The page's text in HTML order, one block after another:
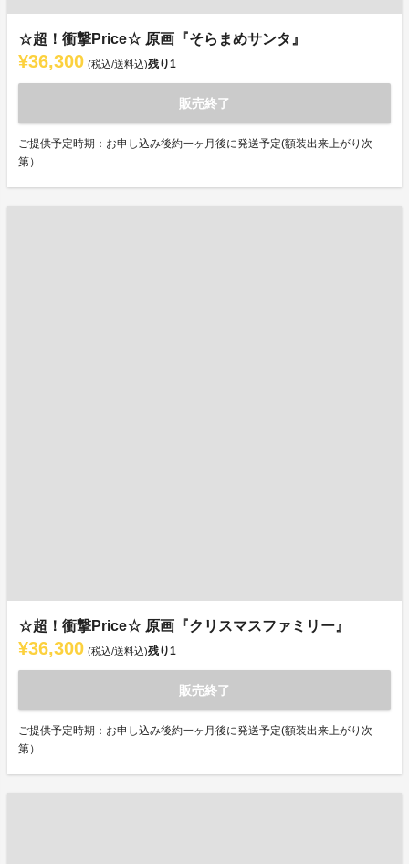
☆超！衝撃Price☆ 原画『そらまめサンタ』
¥36,300 (税込/送料込)残り1
販売終了
ご提供予定時期：お申し込み後約一ヶ月後に発送予定(額装出来上がり次
第）
☆超！衝撃Price☆ 原画『クリスマスファミリー』
¥36,300 (税込/送料込)残り1
販売終了
ご提供予定時期：お申し込み後約一ヶ月後に発送予定(額装出来上がり次
第）